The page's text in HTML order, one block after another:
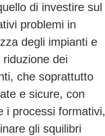
di investire sul
problemi in
degli impianti e
dei
che soprattutto
e sicure, con
i processi formativi,
gli squilibri